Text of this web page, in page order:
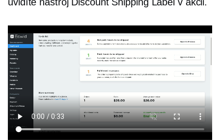
uvidíte nástroj Discount Shipping Label v akcii.